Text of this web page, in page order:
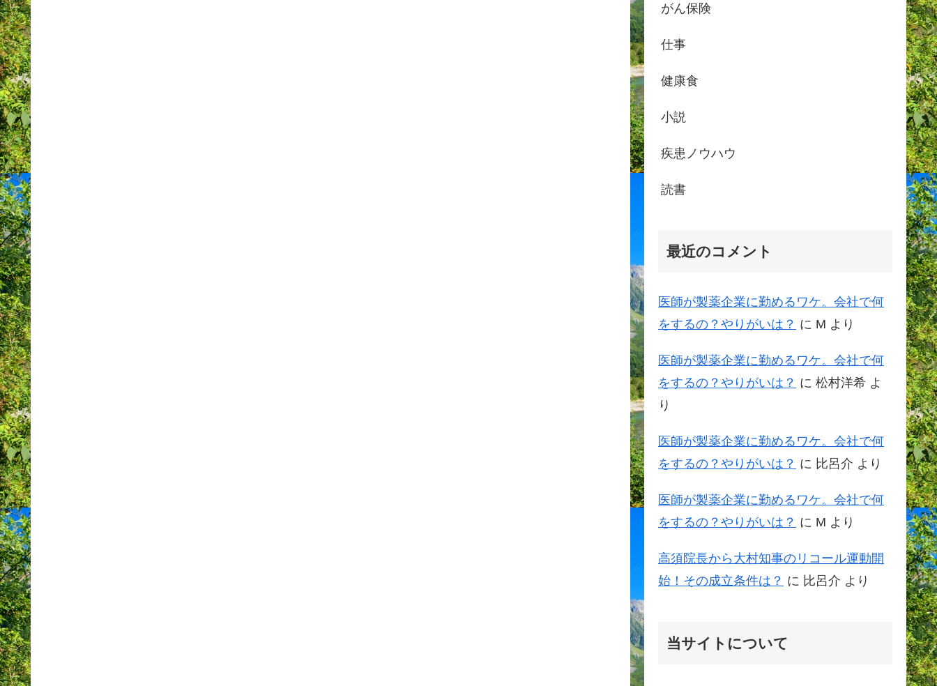
がん保険
仕事
健康食
小説
疾患ノウハウ
読書
最近のコメント
医師が製薬企業に勤めるワケ。会社で何
をするの？やりがいは？ に M より
医師が製薬企業に勤めるワケ。会社で何
をするの？やりがいは？ に 松村洋希 よ
り
医師が製薬企業に勤めるワケ。会社で何
をするの？やりがいは？ に 比呂介 より
医師が製薬企業に勤めるワケ。会社で何
をするの？やりがいは？ に M より
高須院長から大村知事のリコール運動開
始！その成立条件は？ に 比呂介 より
当サイトについて